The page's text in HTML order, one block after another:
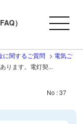
）
に関するご質問 > 電気ご
ります。電灯契...
No : 37